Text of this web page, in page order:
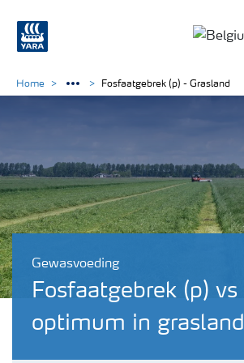
Gewasvoeding
Fosfaatgebrek (p) vs
optimum in grasland
Home Fosfaatgebrek (p) - Grasland